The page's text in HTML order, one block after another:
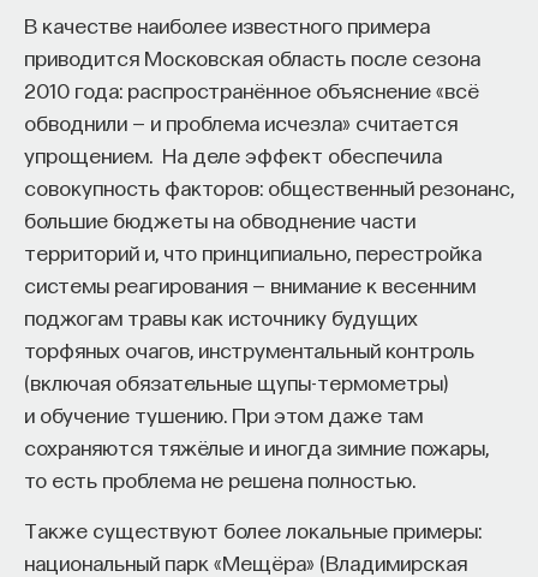
В качестве наиболее известного примера
приводится Московская область после сезона
2010 года: распространённое объяснение «всё
обводнили — и проблема исчезла» считается
упрощением. На деле эффект обеспечила
совокупность факторов: общественный резонанс,
большие бюджеты на обводнение части
территорий и, что принципиально, перестройка
системы реагирования — внимание к весенним
поджогам травы как источнику будущих
торфяных очагов, инструментальный контроль
(включая обязательные щупы-термометры)
и обучение тушению. При этом даже там
сохраняются тяжёлые и иногда зимние пожары,
то есть проблема не решена полностью.
Также существуют более локальные примеры:
национальный парк «Мещёра» (Владимирская